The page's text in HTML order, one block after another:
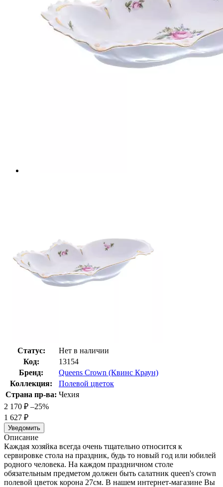
Статус:
Нет в наличии
Код:
13154
Бренд:
Queens Crown (Квинс Краун)
Коллекция:
Полевой цветок
Страна пр-ва: Чехия
2 170 ₽ –25%
1 627 ₽
Уведомить
Описание
Каждая хозяйка всегда очень тщательно относится к
сервировке стола на праздник, будь то новый год или юбилей
родного человека. На каждом праздничном столе
обязательным предметом должен быть салатник queen's crown
полевой цветок корона 27см. В нашем интернет-магазине Вы